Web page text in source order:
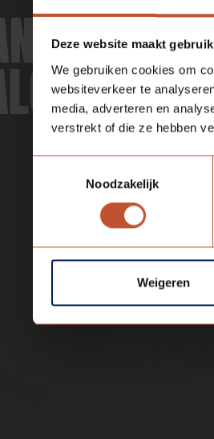
Deze website maakt
We gebruiken cookies om
websiteverkeer te
media, adverteren en
verstrekt of die ze hebben
Noodzakelijk
Weigeren
TOT